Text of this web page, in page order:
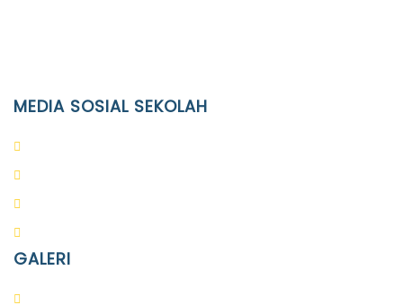
MEDIA SOSIAL SEKOLAH
GALERI